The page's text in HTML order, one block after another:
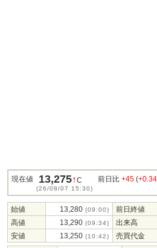
現在値 13,275↑C
(26/08/07 15:30)
前日比 +45 (
始値 13,280 (09:00)
前日終値
高値
13,290 (09:34)
出来高
安値
13,250 (10:42) 売買代金